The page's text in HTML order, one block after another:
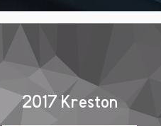
2017 Kreston